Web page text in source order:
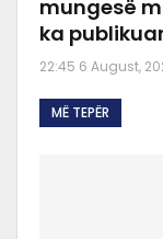
mungesë
ka
22:45 6 August,
MË TEPËR